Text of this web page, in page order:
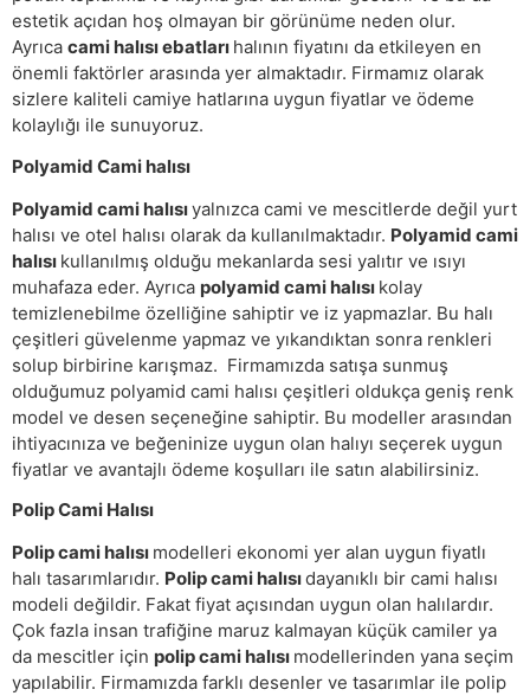
estetik açıdan hoş olmayan bir görünüme neden olur.
Ayrıca cami halısı ebatları halının fiyatını da etkileyen en
önemli faktörler arasında yer almaktadır. Firmamız olarak
sizlere kaliteli camiye hatlarına uygun fiyatlar ve ödeme
kolaylığı ile sunuyoruz.
Polyamid Cami halısı
Polyamid cami halısıyalnızca cami ve mescitlerde değil yurt
halısı ve otel halısı olarak da kullanılmaktadır. Polyamid cami
halısı kullanılmış olduğu mekanlarda sesi yalıtır ve ısıyı
muhafaza eder. Ayrıca polyamid cami halısı kolay
temizlenebilme özelliğine sahiptir ve iz yapmazlar. Bu halı
çeşitleri güvelenme yapmaz ve yıkandıktan sonra renkleri
solup birbirine karışmaz. Firmamızda satışa sunmuş
olduğumuz polyamid cami halısı çeşitleri oldukça geniş renk
model ve desen seçeneğine sahiptir. Bu modeller arasından
ihtiyacınıza ve beğeninize uygun olan halıyı seçerek uygun
fiyatlar ve avantajlı ödeme koşulları ile satın alabilirsiniz.
Polip Cami Halısı
Polip cami halısı modelleri ekonomi yer alan uygun fiyatlı
halı tasarımlarıdır. Polip cami halısıdayanıklı bir cami halısı
modeli değildir. Fakat fiyat açısından uygun olan halılardır.
Çok fazla insan trafiğine maruz kalmayan küçük camiler ya
da mescitler için polip cami halısı modellerinden yana seçim
yapılabilir. Firmamızda farklı desenler ve tasarımlar ile polip